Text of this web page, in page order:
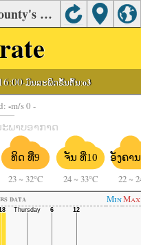
Yutai old government, Yutai County's Air Quality
-ມົນລະພິດຂັ້ນຕົ້ນ:o3
-m/s 0 -
ພາບອາກາດ
ທິດ ທີ່9
23 ~ 32°C
ຈັນ ທີ່10
24 ~ 33°C
ອັງຄາ
22 ~
data MinMax